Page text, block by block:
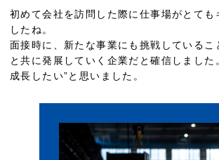
初めて会社を訪問した際に仕事場がとて
したね。
面接時に、新たな事業にも挑戦している
と共に発展していく企業だと確信しました
成長したい”と思いました。